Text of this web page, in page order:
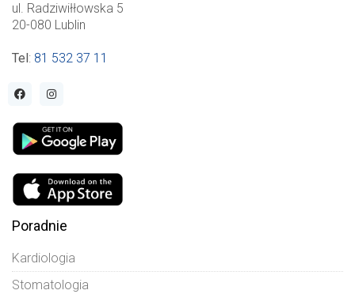
ul. Radziwiłłowska 5
20-080 Lublin
Tel : 81 532 37 11
Poradnie
Kardiologia
Stomatologia